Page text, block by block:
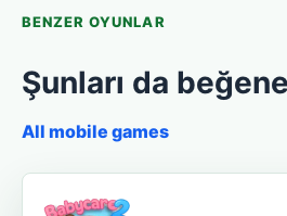
BENZER OYUNLAR
Şunları da
All mobile games